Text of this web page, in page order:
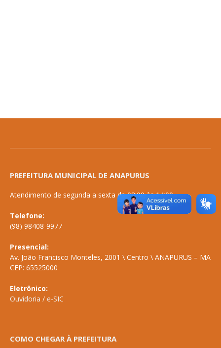
PREFEITURA MUNICIPAL DE ANAPURUS
Atendimento de segunda a sexta de 08:00 às 14:00
Telefone:
(98) 98408-9977
Presencial:
Av. João Francisco Monteles, 2001 \ Centro \ ANAPURUS – MA
CEP: 65525000
Eletrônico:
Ouvidoria / e-SIC
COMO CHEGAR À PREFEITURA